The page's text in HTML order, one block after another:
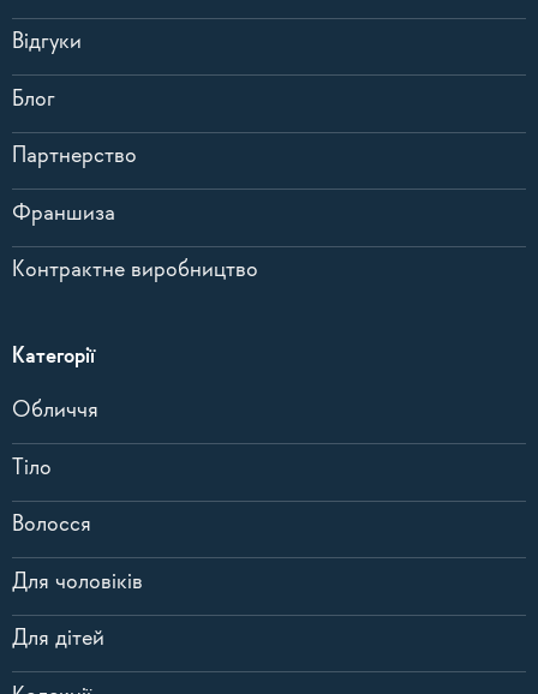
Відгуки
Блог
Партнерство
Франшиза
Контрактне виробництво
Категорії
Обличчя
Тіло
Волосся
Для чоловіків
Для дітей